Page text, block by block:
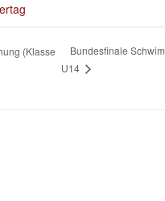
(Klasse
Bundesfinale
U14